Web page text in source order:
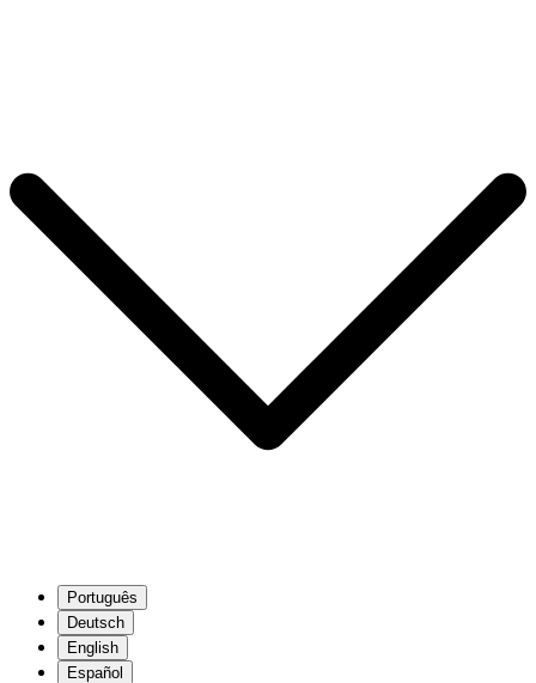
Português
Deutsch
English
Español